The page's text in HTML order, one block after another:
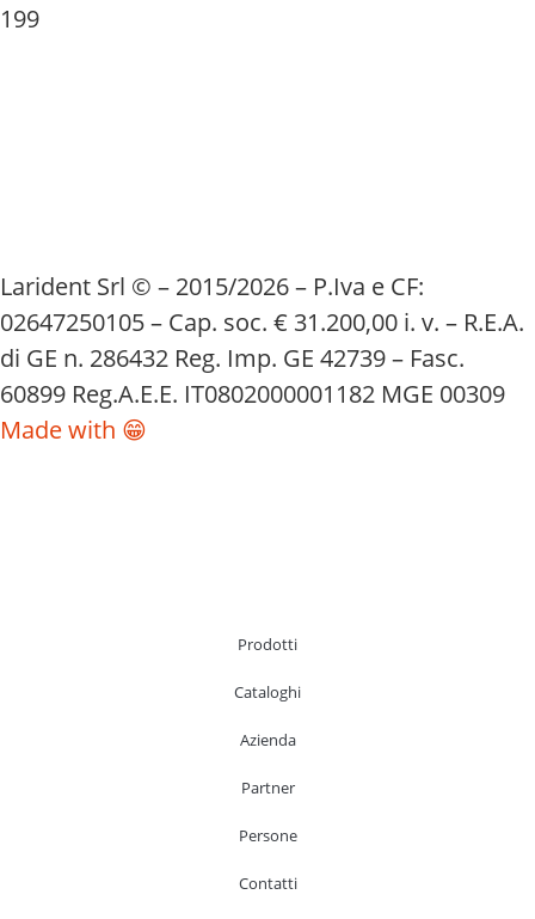
199
Larident Srl © – 2015/2026 – P.Iva e CF:
02647250105 – Cap. soc. € 31.200,00 i. v. – R.E.A.
di GE n. 286432 Reg. Imp. GE 42739 – Fasc.
60899 Reg.A.E.E. IT0802000001182 MGE 00309
Made with 😁
Prodotti
Cataloghi
Azienda
Partner
Persone
Contatti